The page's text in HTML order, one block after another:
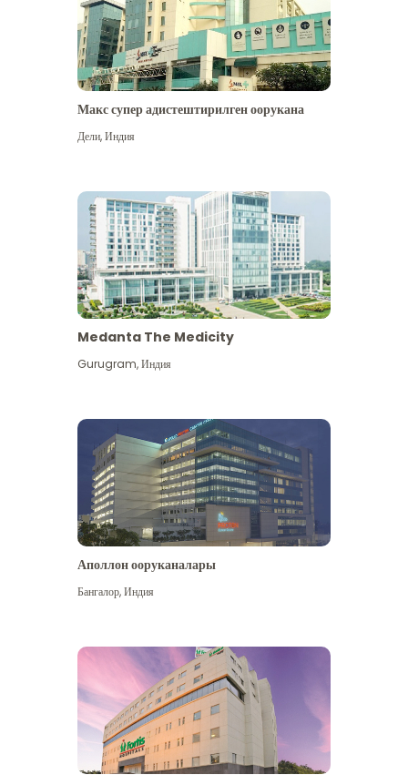
Макс супер адистештирилген оорукана
Дели,Индия
Medanta The Medicity
Gurugram,Индия
Аполлон ооруканалары
Бангалор,Индия